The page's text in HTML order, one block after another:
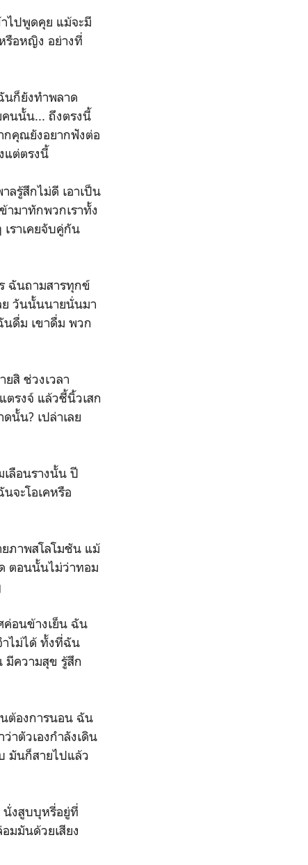
ไปพูดคุย แม้จะมี
รือหญิง อย่างที่
นก็ยังทำพลาด
คนนั้น... ถึงตรงนี้
กคุณยังอยากฟังต่อ
แต่ตรงนี้
ลรู้สึกไม่ดี เอาเป็น
มาทักพวกเราทั้ง
ราเคยจับคู่กัน
ฉันถามสารทุกข์
ย วันนั้นนายนั่นมา
นดื่ม เขาดื่ม พวก
สิ ช่วงเวลา
ตรงจ์ แล้วชี้นิ้วเสก
นั้น? เปล่าเลย
ลือนรางนั้น ปี
จะโอเคหรือ
ภาพสโลโมชัน แม้
ตอนนั้นไม่ว่าทอม
ค่อนข้างเย็น ฉัน
ไม่ได้ ทั้งที่ฉัน
ความสุข รู้สึก
ต้องการนอน ฉัน
าตัวเองกำลังเดิน
มันก็สายไปแล้ว
นั่งสูบบุหรี่อยู่ที่
มมันด้วยเสียง